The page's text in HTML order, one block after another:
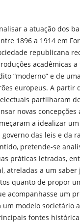
a atuação dos
1896 a 1914 em
republicana
acadêmicas
“moderno” e de
europeus. A partir
partilharam
novas concepções
a idealizar
das leis e da
pretende-se
práticas letradas,
atreladas a um
quanto de propor
acompanhasse um
modelo societário
fontes